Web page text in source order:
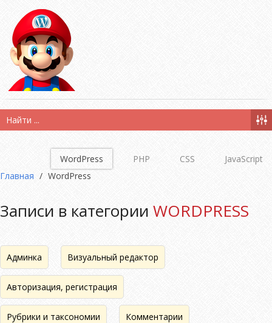
WordPress PHP CSS
JavaScript
Главная / WordPress
Записи в категории WORDPRESS
Админка Визуальный редактор
Авторизация, регистрация
Рубрики и таксономии Комментарии